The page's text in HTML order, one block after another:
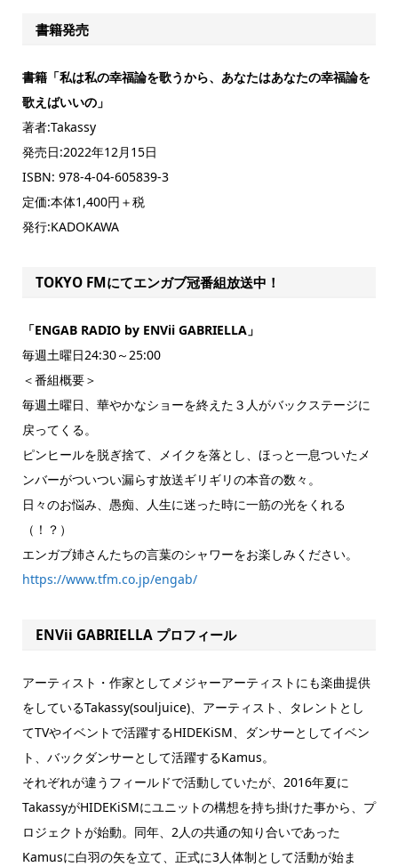
書籍発売
書籍「私は私の幸福論を歌うから、あなたはあなたの幸福論を
歌えばいいの」
著者:Takassy
発売日:2022年12月15日
ISBN: 978-4-04-605839-3
定価:本体1,400円＋税
発行:KADOKAWA
TOKYO FMにてエンガブ冠番組放送中！
「ENGAB RADIO by ENVii GABRIELLA」
毎週土曜日24:30～25:00
＜番組概要＞
毎週土曜日、華やかなショーを終えた３人がバックステージに
戻ってくる。
ピンヒールを脱ぎ捨て、メイクを落とし、ほっと一息ついたメ
ンバーがついつい漏らす放送ギリギリの本音の数々。
日々のお悩み、愚痴、人生に迷った時に一筋の光をくれる
（！？）
エンガブ姉さんたちの言葉のシャワーをお楽しみください。
https://www.tfm.co.jp/engab/
ENVii GABRIELLA プロフィール
アーティスト・作家としてメジャーアーティストにも楽曲提供
をしているTakassy(souljuice)、アーティスト、タレントとし
てTVやイベントで活躍するHIDEKiSM、ダンサーとしてイベン
ト、バックダンサーとして活躍するKamus。
それぞれが違うフィールドで活動していたが、2016年夏に
TakassyがHIDEKiSMにユニットの構想を持ち掛けた事から、プ
ロジェクトが始動。同年、2人の共通の知り合いであった
Kamusに白羽の矢を立て、正式に3人体制として活動が始ま